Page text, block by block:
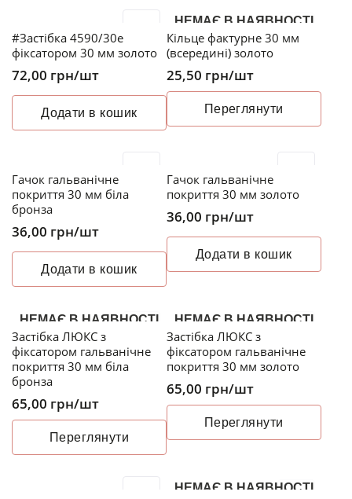
#Застібка 4590/30e
фіксатором 30 мм золото
72,00 грн/шт
Додати в кошик
НЕМАЄ В НАЯВНОСТІ
Кільце фактурне 30 мм
(всередині) золото
25,50 грн/шт
Переглянути
Гачок гальванічне
покриття 30 мм біла
бронза
36,00 грн/шт
Додати в кошик
Гачок гальванічне
покриття 30 мм золото
36,00 грн/шт
Додати в кошик
НЕМАЄ В НАЯВНОСТІ
Застібка ЛЮКС з
фіксатором гальванічне
покриття 30 мм біла
бронза
65,00 грн/шт
Переглянути
НЕМАЄ В НАЯВНОСТІ
Застібка ЛЮКС з
фіксатором гальванічне
покриття 30 мм золото
65,00 грн/шт
Переглянути
НЕМАЄ В НАЯВНОСТІ